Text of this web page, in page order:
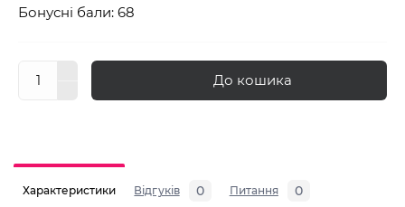
Бонусні бали: 68
До кошика
Характеристики Відгуків 0 Питання 0